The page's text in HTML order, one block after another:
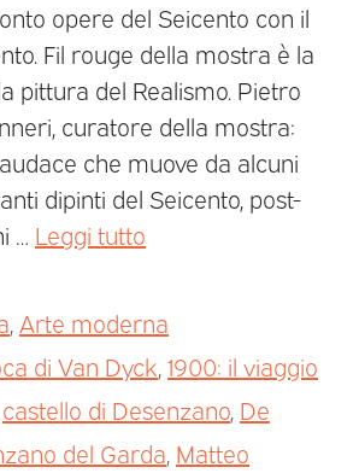
opere del Seicento con il
Fil rouge della mostra è la
pittura del Realismo. Pietro
curatore della mostra:
che muove da alcuni
dipinti del Seicento, post-
… Leggi tutto
Arte moderna
di Van Dyck 1900: il viaggio
castello di Desenzano De
del Garda Matteo